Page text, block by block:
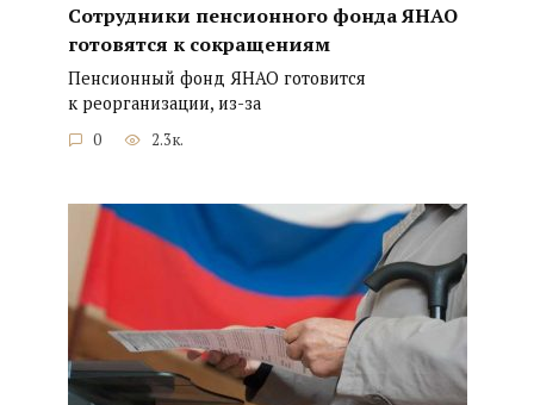
Сотрудники пенсионного фонда ЯНАО
готовятся к сокращениям
Пенсионный фонд ЯНАО готовится
к реорганизации, из-за
0 2.3к.